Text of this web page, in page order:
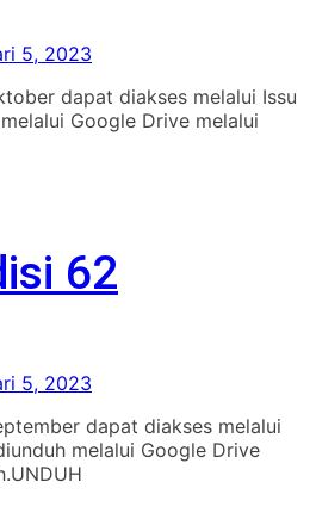
5, 2023
dapat diakses melalui Issu
Google Drive melalui
62
5, 2023
dapat diakses melalui
melalui Google Drive